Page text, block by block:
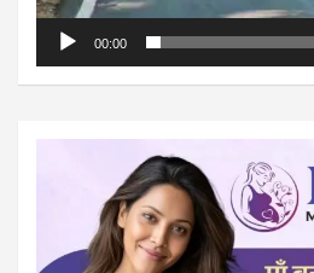
00:00